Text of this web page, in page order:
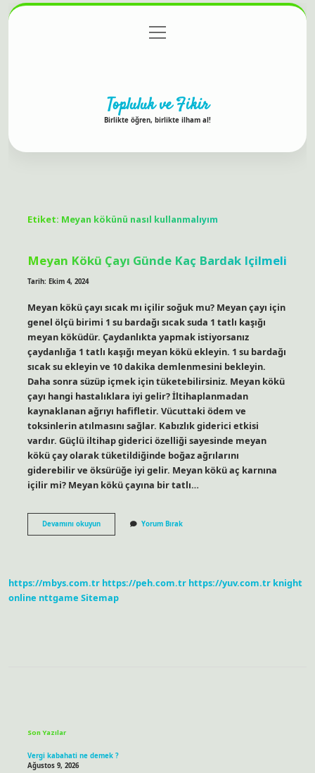
Gizlilik Politikası
menüyü
aç
Topluluk ve Fikir
Birlikte öğren, birlikte ilham al!
Etiket: Meyan kökünü nasıl kullanmalıyım
Meyan Kökü Çayı Günde Kaç Bardak Içilmeli
Tarih: Ekim 4, 2024
Meyan kökü çayı sıcak mı içilir soğuk mu? Meyan çayı için
genel ölçü birimi 1 su bardağı sıcak suda 1 tatlı kaşığı
meyan köküdür. Çaydanlıkta yapmak istiyorsanız
çaydanlığa 1 tatlı kaşığı meyan kökü ekleyin. 1 su bardağı
sıcak su ekleyin ve 10 dakika demlenmesini bekleyin.
Daha sonra süzüp içmek için tüketebilirsiniz. Meyan kökü
çayı hangi hastalıklara iyi gelir? İltihaplanmadan
kaynaklanan ağrıyı hafifletir. Vücuttaki ödem ve
toksinlerin atılmasını sağlar. Kabızlık giderici etkisi
vardır. Güçlü iltihap giderici özelliği sayesinde meyan
kökü çay olarak tüketildiğinde boğaz ağrılarını
giderebilir ve öksürüğe iyi gelir. Meyan kökü aç karnına
içilir mi? Meyan kökü çayına bir tatlı…
Devamını okuyunMeyan
Kökü
Içilmeli
Yorum Bırak
https://mbys.com.tr https://peh.com.tr https://yuv.com.tr knight
online nttgame Sitemap
Son Yazılar
Vergi kabahati ne demek ?
Ağustos 9, 2026